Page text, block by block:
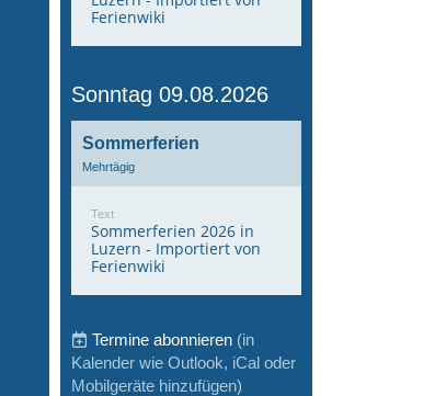
Ferienwiki
Sonntag 09.08.2026
Sommerferien
Mehrtägig
Text
Sommerferien 2026 in
Luzern - Importiert von
Ferienwiki
Termine abonnieren (in
Kalender wie Outlook, iCal oder
Mobilgeräte hinzufügen)